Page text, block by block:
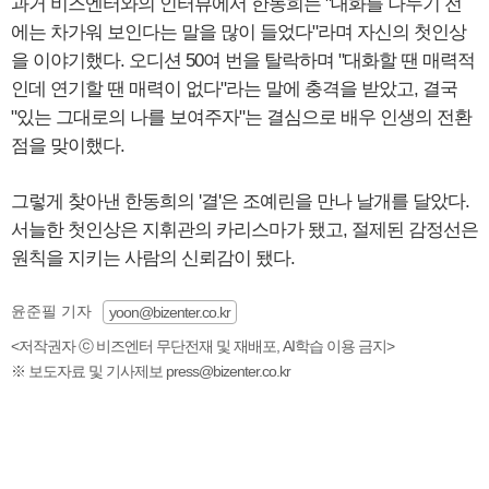
에는 차가워 보인다는 말을 많이 들었다"라며 자신의 첫인상
을 이야기했다. 오디션 50여 번을 탈락하며 "대화할 땐 매력적
인데 연기할 땐 매력이 없다"라는 말에 충격을 받았고, 결국
"있는 그대로의 나를 보여주자"는 결심으로 배우 인생의 전환
점을 맞이했다.
그렇게 찾아낸 한동희의 '결'은 조예린을 만나 날개를 달았다.
서늘한 첫인상은 지휘관의 카리스마가 됐고, 절제된 감정선은
원칙을 지키는 사람의 신뢰감이 됐다.
윤준필 기자
yoon@bizenter.co.kr
<저작권자 ⓒ 비즈엔터 무단전재 및 재배포, AI학습 이용 금지>
※ 보도자료 및 기사제보 press@bizenter.co.kr